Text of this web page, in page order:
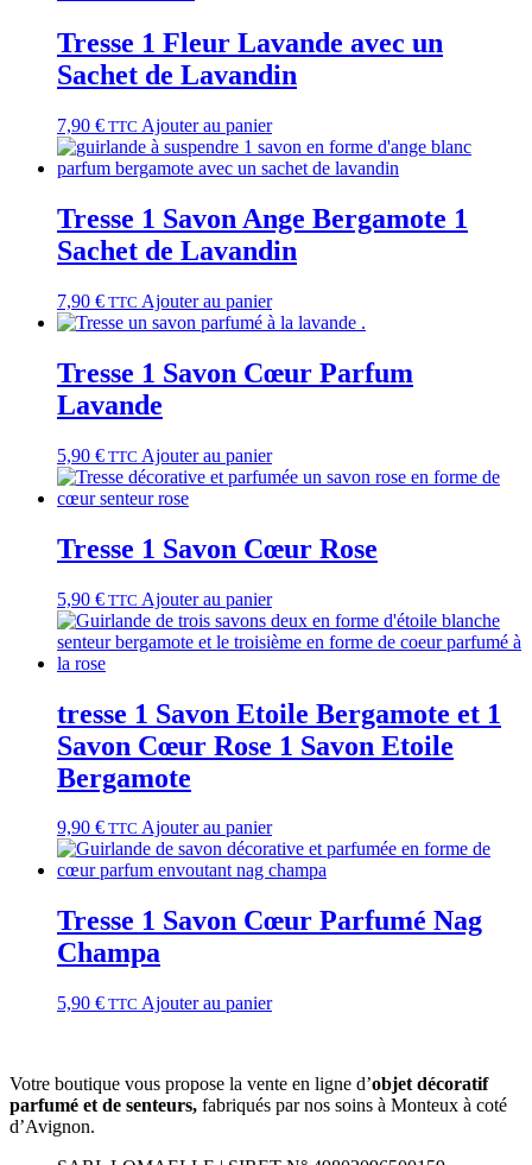
Tresse 1 Fleur Lavande avec un
Sachet de Lavandin
7,90 € TTC Ajouter au panier
Tresse 1 Savon Ange Bergamote 1
Sachet de Lavandin
7,90 € TTC Ajouter au panier
Tresse 1 Savon Cœur Parfum
Lavande
5,90 € TTC Ajouter au panier
Tresse 1 Savon Cœur Rose
5,90 € TTC Ajouter au panier
tresse 1 Savon Etoile Bergamote et 1
Savon Cœur Rose 1 Savon Etoile
Bergamote
9,90 € TTC Ajouter au panier
Tresse 1 Savon Cœur Parfumé Nag
Champa
5,90 € TTC Ajouter au panier
Votre boutique vous propose la vente en ligne d’objet décoratif
parfumé et de senteurs, fabriqués par nos soins à Monteux à coté
d’Avignon.